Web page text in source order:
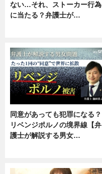
ない…それ、ストーカー行為
に当たる？弁護士が…
同意があっても犯罪になる？
リベンジポルノの境界線【弁
護士が解説する男女…